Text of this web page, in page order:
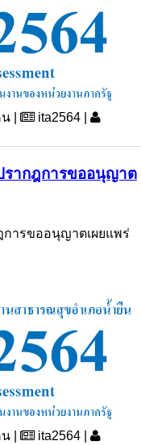
|
ita2564 |
รากฎการขออนุญาต
ารขออนุญาตเผยแพร่
|
ita2564 |